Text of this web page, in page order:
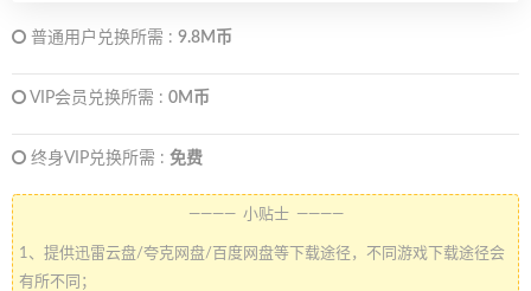
普通用户兑换所需 : 9.8M币
VIP会员兑换所需 : 0M币
终身VIP兑换所需 : 免费
———— 小贴士 ————
1、提供迅雷云盘/夸克网盘/百度网盘等下载途径，不同游戏下载途径会
有所不同；